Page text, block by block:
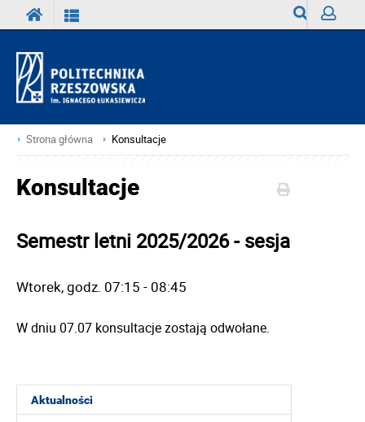
Strona główna Konsultacje
Aktualności
Konsultacje
Semestr letni 2025/2026 - sesja
Wtorek, godz. 07:15 - 08:45
W dniu 07.07 konsultacje zostają odwołane.